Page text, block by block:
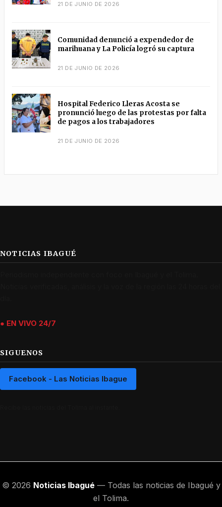
21 DE JUNIO DE 2026
Comunidad denunció a expendedor de
marihuana y La Policía logró su captura
21 DE JUNIO DE 2026
Hospital Federico Lleras Acosta se
pronunció luego de las protestas por falta
de pagos a los trabajadores
21 DE JUNIO DE 2026
NOTICIAS IBAGUÉ
● EN VIVO 24/7
SIGUENOS
Facebook - Las Noticias Ibague
© 2026 Noticias Ibagué— Todas las noticias de Ibagué y
el Tolima.